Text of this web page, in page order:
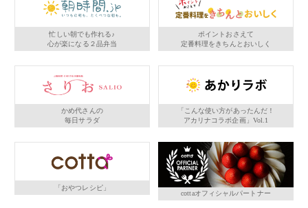
忙しい朝でも作れる♪
心が楽になる２品弁当
ポイントおさえて
定番料理をきちんとおいしく
かめ代さんの
毎日サラダ
「こんな使い方があったんだ！
アカリナコラボ企画」Vol.1
「おやつレシピ」
cottaオフィシャルパートナー